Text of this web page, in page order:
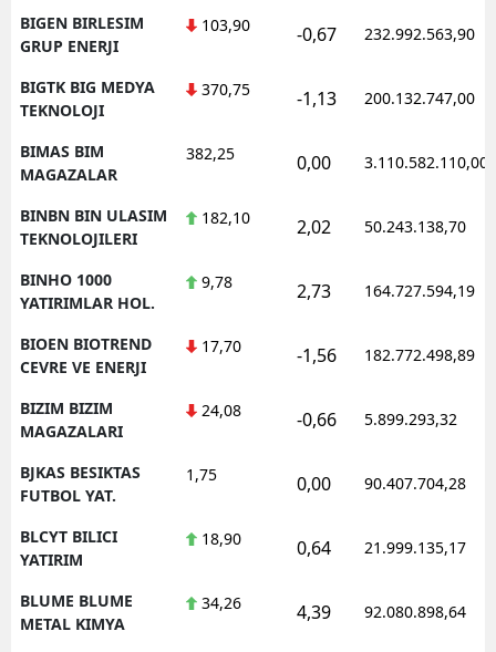
BIGEN BIRLESIM
GRUP ENERJI
103,90 -0,67 232.992.563,90
BIGTK BIG MEDYA
TEKNOLOJI
370,75 -1,13 200.132.747,00
BIMAS BIM
MAGAZALAR
382,25 0,00 3.110.582.110,00
BINBN BIN ULASIM
TEKNOLOJILERI
182,10 2,02 50.243.138,70
BINHO 1000
YATIRIMLAR HOL.
9,78 2,73 164.727.594,19
BIOEN BIOTREND
CEVRE VE ENERJI
17,70 -1,56 182.772.498,89
BIZIM BIZIM
MAGAZALARI
24,08 -0,66 5.899.293,32
BJKAS BESIKTAS
FUTBOL YAT.
1,75 0,00 90.407.704,28
BLCYT BILICI
YATIRIM
18,90 0,64 21.999.135,17
BLUME BLUME
METAL KIMYA
34,26 4,39 92.080.898,64